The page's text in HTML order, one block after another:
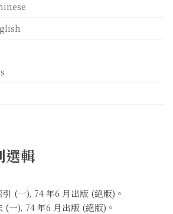
選輯
(一), 74 年6 月出版 (絕版)。
(一), 74 年6 月出版 (絕版)。